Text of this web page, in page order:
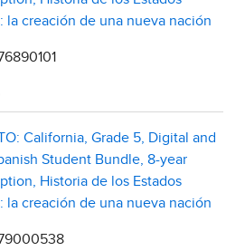
la creación de una nueva nación
California, Grade 5, Digital and
Student Bundle, 8-year
Historia de los Estados
la creación de una nueva nación